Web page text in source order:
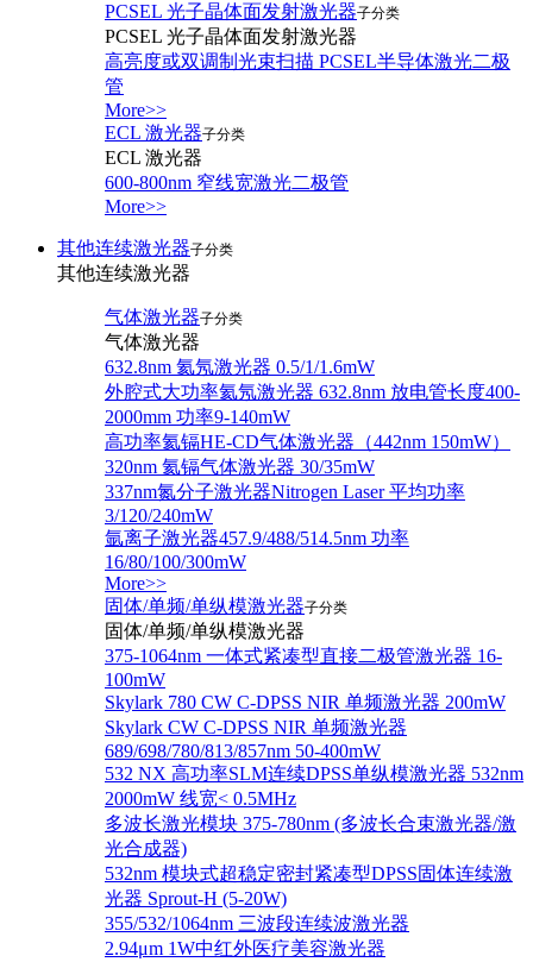
PCSEL 光子晶体面发射激光器子分类
PCSEL 光子晶体面发射激光器
高亮度或双调制光束扫描 PCSEL半导体激光二极
管
More>>
ECL 激光器子分类
ECL 激光器
600-800nm 窄线宽激光二极管
More>>
其他连续激光器子分类
其他连续激光器
气体激光器子分类
气体激光器
632.8nm 氦氖激光器 0.5/1/1.6mW
外腔式大功率氦氖激光器 632.8nm 放电管长度400-
2000mm 功率9-140mW
高功率氦镉HE-CD气体激光器（442nm 150mW）
320nm 氦镉气体激光器 30/35mW
337nm氮分子激光器Nitrogen Laser 平均功率
3/120/240mW
氩离子激光器457.9/488/514.5nm 功率
16/80/100/300mW
More>>
固体/单频/单纵模激光器子分类
固体/单频/单纵模激光器
375-1064nm 一体式紧凑型直接二极管激光器 16-
100mW
Skylark 780 CW C-DPSS NIR 单频激光器 200mW
Skylark CW C-DPSS NIR 单频激光器
689/698/780/813/857nm 50-400mW
532 NX 高功率SLM连续DPSS单纵模激光器 532nm
2000mW 线宽< 0.5MHz
多波长激光模块 375-780nm (多波长合束激光器/激
光合成器)
532nm 模块式超稳定密封紧凑型DPSS固体连续激
光器 Sprout-H (5-20W)
355/532/1064nm 三波段连续波激光器
2.94μm 1W中红外医疗美容激光器